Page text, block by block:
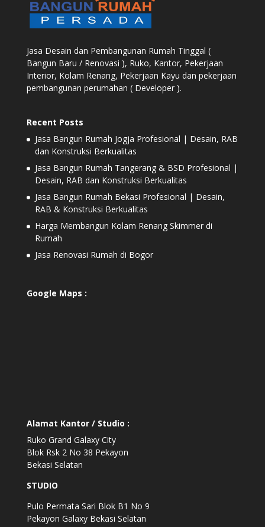
Jasa Desain dan Pembangunan Rumah Tinggal (
Bangun Baru / Renovasi ), Ruko, Kantor, Pekerjaan
Interior, Kolam Renang, Pekerjaan Kayu dan pekerjaan
pembangunan perumahan ( Developer ).
Recent Posts
Jasa Bangun Rumah Jogja Profesional | Desain, RAB
dan Konstruksi Berkualitas
Jasa Bangun Rumah Tangerang & BSD Profesional |
Desain, RAB dan Konstruksi Berkualitas
Jasa Bangun Rumah Bekasi Profesional | Desain,
RAB & Konstruksi Berkualitas
Harga Membangun Kolam Renang Skimmer di
Rumah
Jasa Renovasi Rumah di Bogor
Google Maps :
Alamat Kantor / Studio :
Ruko Grand Galaxy City
Blok Rsk 2 No 38 Pekayon
Bekasi Selatan
STUDIO
Pulo Permata Sari Blok B1 No 9
Pekayon Galaxy Bekasi Selatan